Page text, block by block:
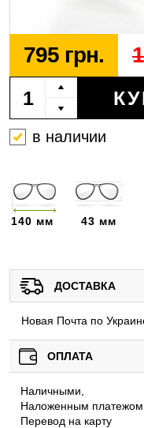
795 грн.
в наличии
140 мм 43 мм
ДОСТАВКА
Новая Почта по
ОПЛАТА
Наличными,
Наложенным платежом,
Перевод на карту